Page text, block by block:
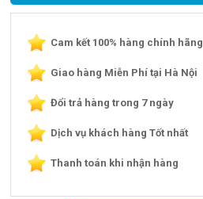
Cam kết 100% hàng chính hãng
Giao hàng Miễn Phí tại Hà Nội
Đổi trả hàng trong 7 ngày
Dịch vụ khách hàng Tốt nhất
Thanh toán khi nhận hàng